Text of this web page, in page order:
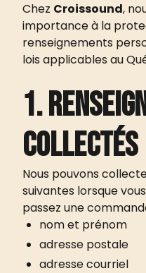
Chez Croissound,
importance à la
renseignements
lois applicables au
1.
collectés
Nous pouvons
suivantes lorsque
passez une
nom et prénom
adresse postale
adresse courriel